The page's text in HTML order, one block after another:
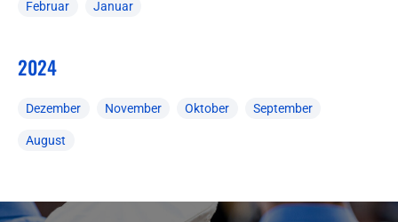
Februar Januar
2024
Dezember November Oktober September
August